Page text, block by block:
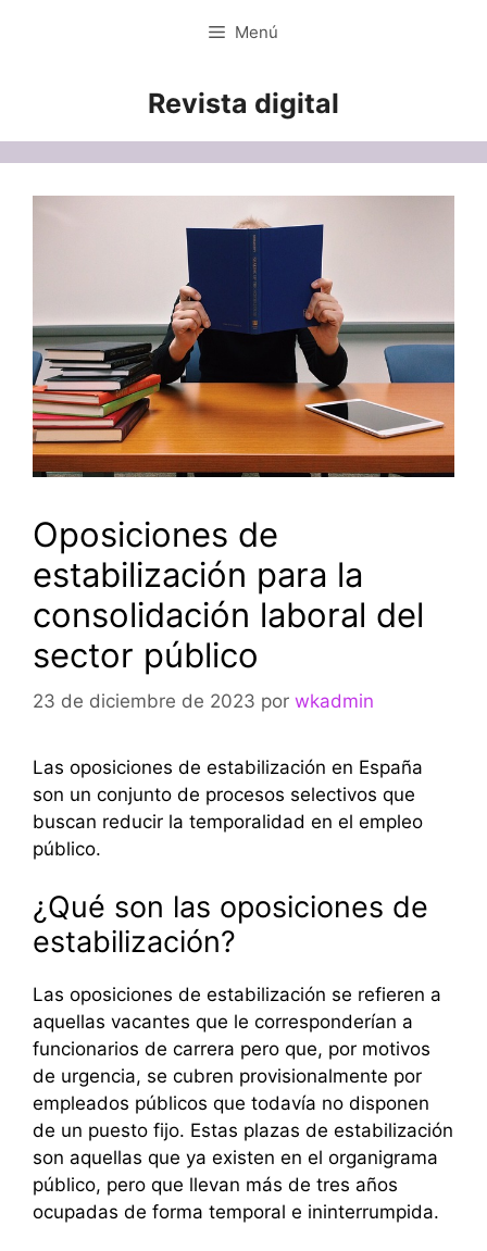
Menú
Revista digital
Oposiciones de
estabilización para la
consolidación laboral del
sector público
23 de diciembre de 2023 por wkadmin
Las oposiciones de estabilización en España
son un conjunto de procesos selectivos que
buscan reducir la temporalidad en el empleo
público.
¿Qué son las oposiciones de
estabilización?
Las oposiciones de estabilización se refieren a
aquellas vacantes que le corresponderían a
funcionarios de carrera pero que, por motivos
de urgencia, se cubren provisionalmente por
empleados públicos que todavía no disponen
de un puesto fijo. Estas plazas de estabilización
son aquellas que ya existen en el organigrama
público, pero que llevan más de tres años
ocupadas de forma temporal e ininterrumpida.